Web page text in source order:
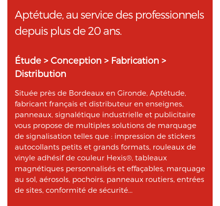
Aptétude, au service des professionnels
depuis plus de 20 ans.
Étude > Conception > Fabrication >
Distribution
Située près de Bordeaux en Gironde, Aptétude,
fabricant français et distributeur en enseignes,
panneaux, signalétique industrielle et publicitaire
vous propose de multiples solutions de marquage
de signalisation telles que : impression de stickers
autocollants petits et grands formats, rouleaux de
vinyle adhésif de couleur Hexis®, tableaux
magnétiques personnalisés et effaçables, marquage
au sol, aérosols, pochoirs, panneaux routiers, entrées
de sites, conformité de sécurité...